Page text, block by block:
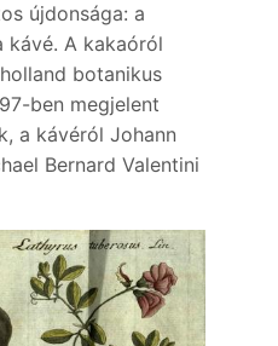
újdonsága: a
kávé. A kakaóról
botanikus
ben megjelent
a kávéról Johann
Bernard Valentini